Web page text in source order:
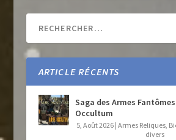
ARTICLE RÉCENTS
Saga des Armes
Occultum
5, Août 2026 |Armes Reliques,
divers